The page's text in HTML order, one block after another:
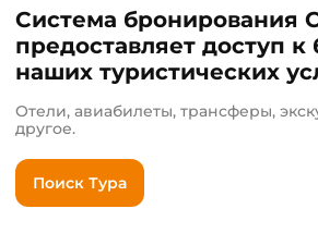
Система бронирования
предоставляет доступ к
наших туристических
Отели, авиабилеты, трансферы,
другое.
Поиск Тура